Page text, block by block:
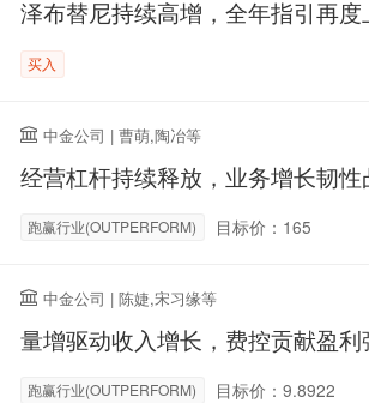
泽布替尼持续高增，全年指引再度
买入
中金公司 | 曹萌,陶冶等
经营杠杆持续释放，业务增长韧性
跑赢行业(OUTPERFORM) 目标价：165
中金公司 | 陈婕,宋习缘等
量增驱动收入增长，费控贡献盈利
跑赢行业(OUTPERFORM) 目标价：9.8922